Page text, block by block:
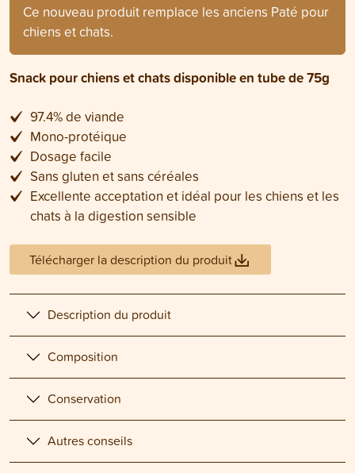
Ce nouveau produit remplace les anciens Paté pour
chiens et chats.
Snack pour chiens et chats disponible en tube de 75g
97.4% de viande
Mono-protéique
Dosage facile
Sans gluten et sans céréales
Excellente acceptation et idéal pour les chiens et les
chats à la digestion sensible
Télécharger la description du produit
Description du produit
Composition
Conservation
Autres conseils